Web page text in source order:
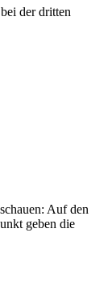
der dritten
Auf den
geben die